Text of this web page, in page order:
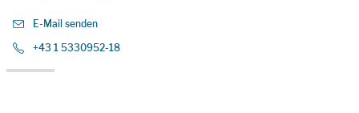
E-Mail senden
+43 1 5330952-18